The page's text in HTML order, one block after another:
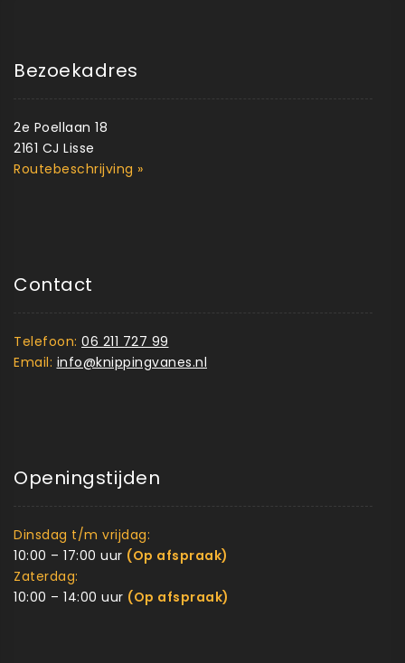
Bezoekadres
2e Poellaan 18
2161 CJ Lisse
Routebeschrijving »
Contact
Telefoon: 06 211 727 99
Email: info@knippingvanes.nl
Openingstijden
Dinsdag t/m vrijdag:
10:00 – 17:00 uur (Op afspraak)
Zaterdag:
10:00 – 14:00 uur (Op afspraak)